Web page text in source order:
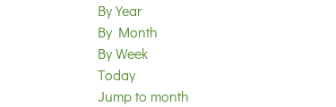
By Year
By Month
By Week
Today
Jump to month